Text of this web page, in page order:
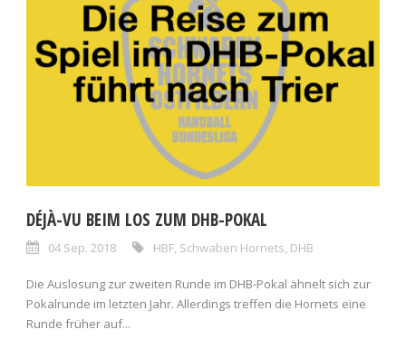
DÉJÀ-VU BEIM LOS ZUM DHB-POKAL
04 Sep. 2018 HBF Schwaben Hornets DHB
Die Auslosung zur zweiten Runde im DHB-Pokal ähnelt sich zur
Pokalrunde im letzten Jahr. Allerdings treffen die Hornets eine
Runde früher auf...